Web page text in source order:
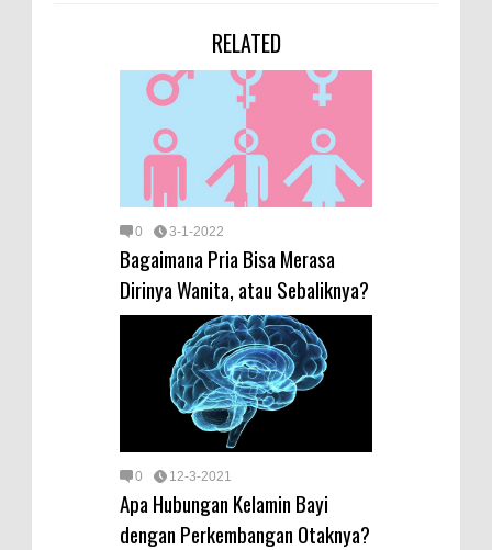
RELATED
0 3-1-2022
Bagaimana Pria Bisa Merasa
Dirinya Wanita, atau Sebaliknya?
0 12-3-2021
Apa Hubungan Kelamin Bayi
dengan Perkembangan Otaknya?